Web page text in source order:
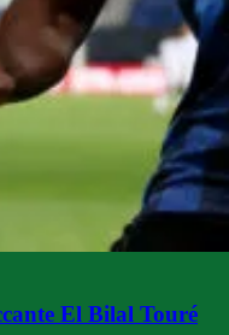
El Bilal Touré